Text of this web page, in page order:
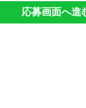
応募画面へ進